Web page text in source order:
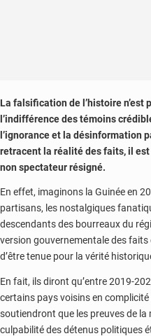
La falsification de l’histoire n’est
l’indifférence des témoins
l’ignorance et la désinformation
retracent la réalité des faits, il
non spectateur résigné.
En effet, imaginons la Guinée en
partisans, les nostalgiques
descendants des bourreaux du
version gouvernementale des
d’être tenue pour la vérité
En fait, ils diront qu’entre 2019-
certains pays voisins en
soutiendront que les preuves de la
culpabilité des détenus politiques